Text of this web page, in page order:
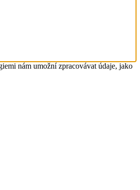
nám umožní zpracovávat údaje, jako